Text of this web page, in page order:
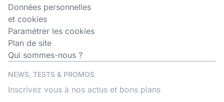
Données personnelles
et cookies
Paramétrer les cookies
Plan de site
Qui sommes-nous ?
NEWS, TESTS & PROMOS
Inscrivez vous à nos actus et bons plans